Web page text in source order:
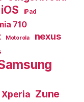
iOS iPad
710
Motorola nexus
Xperia Zune